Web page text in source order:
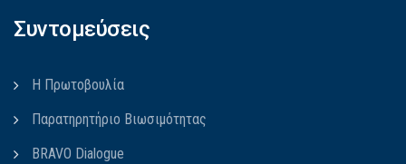
Συντομεύσεις
Η Πρωτοβουλία
Παρατηρητήριο Βιωσιμότητας
BRAVO Dialogue